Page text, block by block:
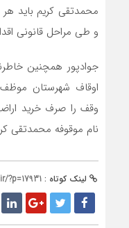
محمدتقی کریم باید
و طی مراحل قانونی
جوادپور همچنین
اوقاف شهرستان
وقف را صرف خرید
نام موقوفه محمدتقی
لینک کوتاه : ?p=17931